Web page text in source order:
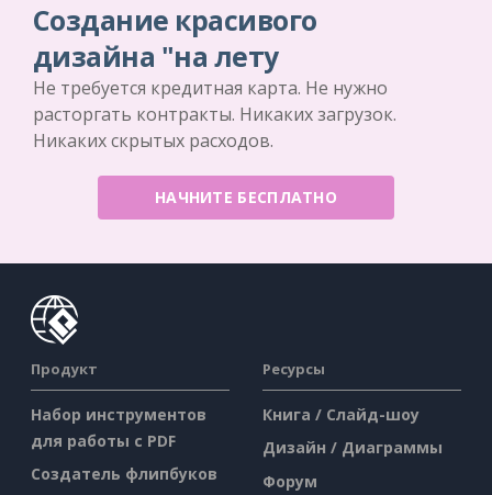
Создание красивого
дизайна "на лету
Не требуется кредитная карта. Не нужно
расторгать контракты. Никаких загрузок.
Никаких скрытых расходов.
НАЧНИТЕ БЕСПЛАТНО
Продукт
Набор инструментов
для работы с PDF
Создатель флипбуков
Ресурсы
Книга / Слайд-шоу
Дизайн / Диаграммы
Форум